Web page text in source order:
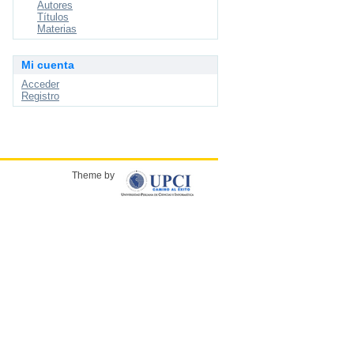
Autores
Títulos
Materias
Mi cuenta
Acceder
Registro
Theme by